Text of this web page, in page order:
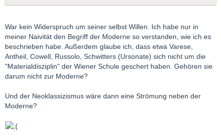
War kein Widerspruch um seiner selbst Willen. Ich habe nur in
meiner Naivität den Begriff der Moderne so verstanden, wie ich es
beschrieben habe. Außerdem glaube ich, dass etwa Varese,
Antheil, Cowell, Russolo, Schwitters (Ursonate) sich nicht um die
"Materialdisziplin" der Wiener Schule geschert haben. Gehören sie
darum nicht zur Moderne?
Und der Neoklassizismus wäre dann eine Strömung neben der
Moderne?